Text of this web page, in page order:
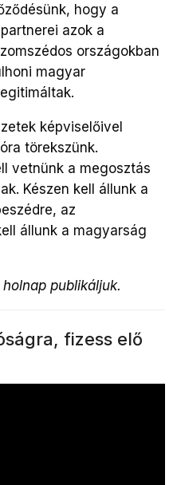
hogy a
azok a
országokban
magyar
képviselőivel
törekszünk.
vetnünk a megosztás
Készen kell állunk a
az
állunk a magyarság
holnap publikáljuk.
fizess elő